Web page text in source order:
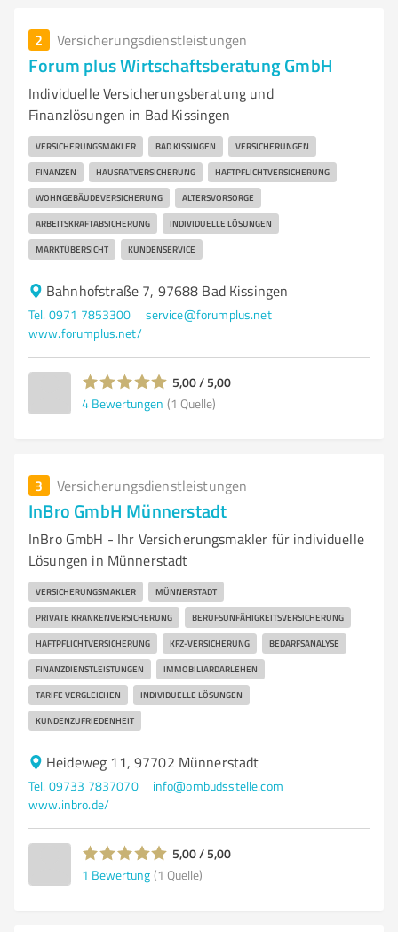
2 Versicherungsdienstleistungen
Forum plus Wirtschaftsberatung GmbH
Individuelle Versicherungsberatung und
Finanzlösungen in Bad Kissingen
VERSICHERUNGSMAKLER BAD KISSINGEN VERSICHERUNGEN
FINANZEN HAUSRATVERSICHERUNG HAFTPFLICHTVERSICHERUNG
WOHNGEBÄUDEVERSICHERUNG ALTERSVORSORGE
ARBEITSKRAFTABSICHERUNG INDIVIDUELLE LÖSUNGEN
MARKTÜBERSICHT KUNDENSERVICE
Bahnhofstraße 7, 97688 Bad Kissingen
Tel. 0971 7853300
service@forumplus.net
www.forumplus.net/
5,00 / 5,00
4 Bewertungen (1 Quelle)
3 Versicherungsdienstleistungen
InBro GmbH Münnerstadt
InBro GmbH - Ihr Versicherungsmakler für individuelle
Lösungen in Münnerstadt
VERSICHERUNGSMAKLER MÜNNERSTADT
PRIVATE KRANKENVERSICHERUNG BERUFSUNFÄHIGKEITSVERSICHERUNG
HAFTPFLICHTVERSICHERUNG KFZ-VERSICHERUNG BEDARFSANALYSE
FINANZDIENSTLEISTUNGEN IMMOBILIARDARLEHEN
TARIFE VERGLEICHEN INDIVIDUELLE LÖSUNGEN
KUNDENZUFRIEDENHEIT
Heideweg 11, 97702 Münnerstadt
Tel. 09733 7837070
info@ombudsstelle.com
www.inbro.de/
5,00 / 5,00
1 Bewertung (1 Quelle)